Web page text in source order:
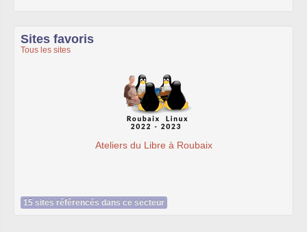
Sites favoris
Tous les sites
Ateliers du Libre à Roubaix
15 sites référencés dans ce secteur